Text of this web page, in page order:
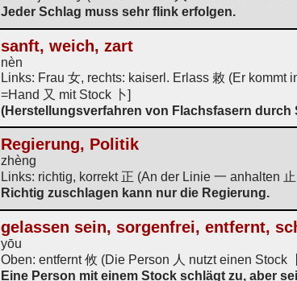
Jeder Schlag muss sehr flink erfolgen.
sanft, weich, zart
nèn
Links: Frau 女, rechts: kaiserl. Erlass 敕 (Er
=Hand 又 mit Stock 卜]
(Herstellungsverfahren von Flachsfasern
Regierung, Politik
zhèng
Links: richtig, korrekt 正 (An der Linie 一 anhalten
Richtig zuschlagen kann nur die Regierung.
gelassen sein, sorgenfrei, entfernt,
yōu
Oben: entfernt 攸 (Die Person 人 nutzt einen Stock
Eine Person mit einem Stock schlägt zu, aber